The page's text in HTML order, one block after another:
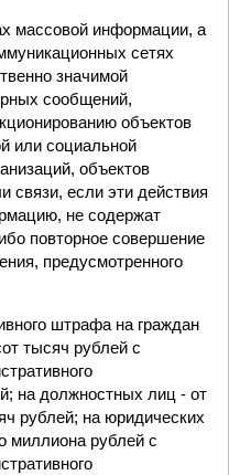
массовой информации, а
сетях
значимой
сообщений,
объектов
или социальной
объектов
связи, если эти действия
не содержат
повторное совершение
предусмотренного
штрафа на граждан
тысяч рублей с
на должностных лиц - от
рублей; на юридических
миллиона рублей с